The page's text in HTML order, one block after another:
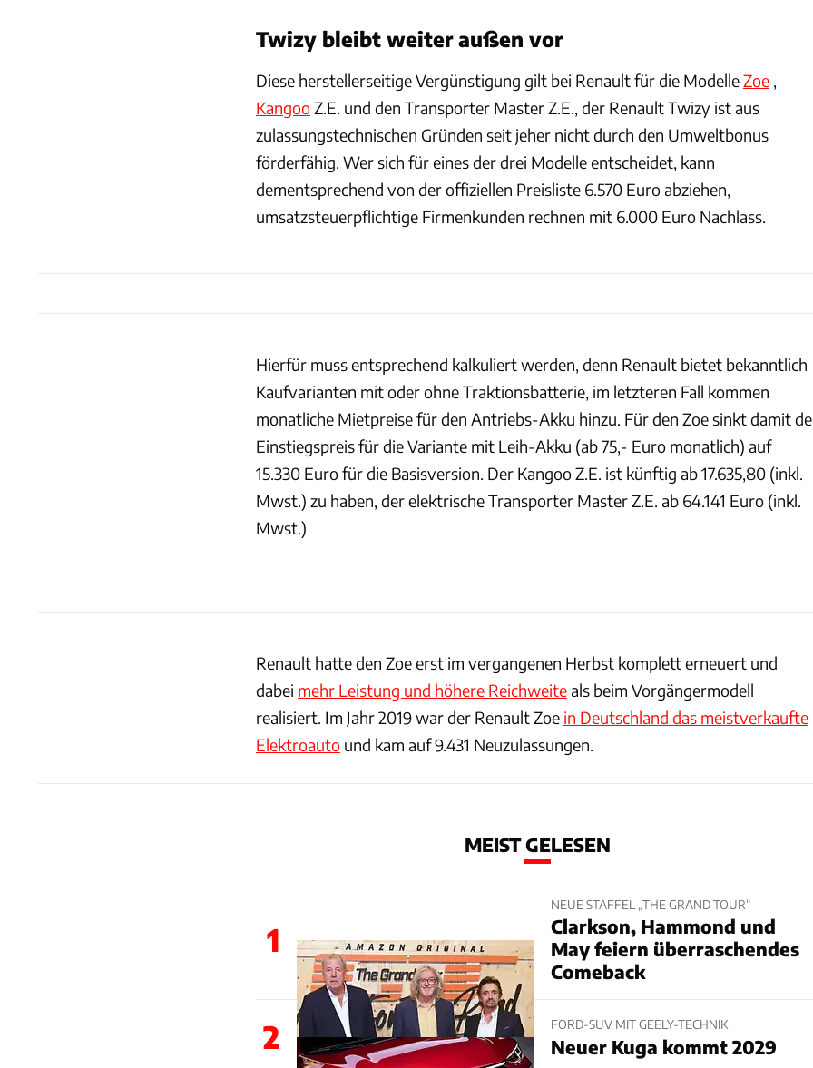
Twizy bleibt weiter außen vor
Diese herstellerseitige Vergünstigung gilt bei Renault für die ModelleZoe
KangooZ.E. und den Transporter Master Z.E., der Renault Twizy ist aus
zulassungstechnischen Gründen seit jeher nicht durch den Umweltbonus
förderfähig. Wer sich für eines der drei Modelle entscheidet, kann
dementsprechend von der offiziellen Preisliste 6.570 Euro abziehen,
umsatzsteuerpflichtige Firmenkunden rechnen mit 6.000 Euro Nachlass.
Hierfür muss entsprechend kalkuliert werden, denn Renault bietet bekanntlich
Kaufvarianten mit oder ohne Traktionsbatterie, im letzteren Fall kommen
monatliche Mietpreise für den Antriebs-Akku hinzu. Für den Zoe sinkt damit
Einstiegspreis für die Variante mit Leih-Akku (ab 75,- Euro monatlich) auf
15.330 Euro für die Basisversion. Der Kangoo Z.E. ist künftig ab 17.635,80 (inkl.
Mwst.) zu haben, der elektrische Transporter Master Z.E. ab 64.141 Euro (inkl.
Mwst.)
Renault hatte den Zoe erst im vergangenen Herbst komplett erneuert und
dabei mehr Leistung und höhere Reichweiteals beim Vorgängermodell
realisiert. Im Jahr 2019 war der Renault Zoe in Deutschland das meistverkaufte
Elektroauto und kam auf 9.431 Neuzulassungen.
MEIST GELESEN
1
NEUE STAFFEL „THE GRAND TOUR“
Clarkson, Hammond und
May feiern überraschendes
Comeback
2 FORD-SUV MIT GEELY-TECHNIK
Neuer Kuga kommt 2029